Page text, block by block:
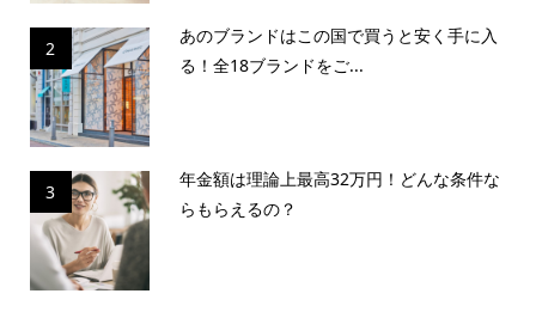
2
あのブランドはこの国で買うと安く手に入
る！全18ブランドをご...
3
年金額は理論上最高32万円！どんな条件な
らもらえるの？